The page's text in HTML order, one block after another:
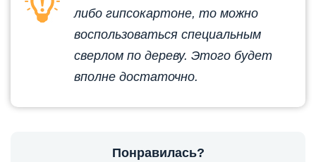
либо гипсокартоне, то можно
воспользоваться специальным
сверлом по дереву. Этого будет
вполне достаточно.
Понравилась?